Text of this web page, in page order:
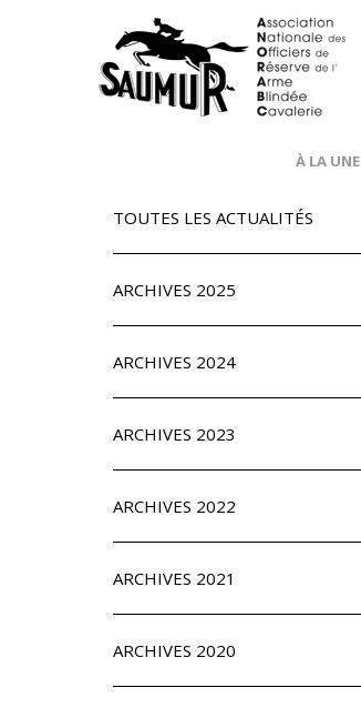
À LA UNE
TOUTES LES ACTUALITÉS
ARCHIVES 2025
ARCHIVES 2024
ARCHIVES 2023
ARCHIVES 2022
ARCHIVES 2021
ARCHIVES 2020